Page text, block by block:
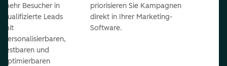
mehr Besucher in
qualifizierte Leads
mit
personalisierbaren,
testbaren und
optimierbaren
priorisieren Sie Kampagnen
direkt in Ihrer Marketing-
Software.